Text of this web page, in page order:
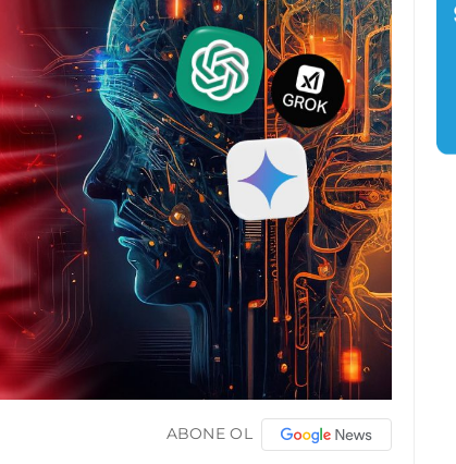
ABONE OL